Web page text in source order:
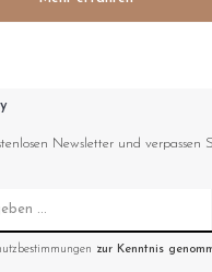
Newsletter und verpassen
zur Kenntnis